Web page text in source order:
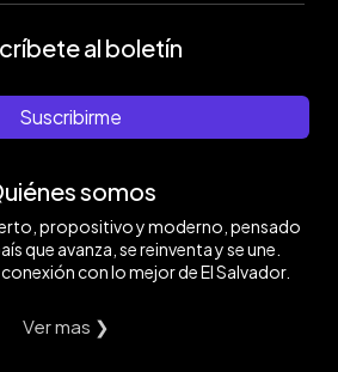
al boletín
Suscribirme
somos
propositivo y moderno, pensado
que avanza, se reinventa y se une.
con lo mejor de El Salvador.
Ver mas ❯